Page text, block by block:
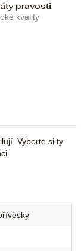
pravosti
kvality
Vyberte si ty